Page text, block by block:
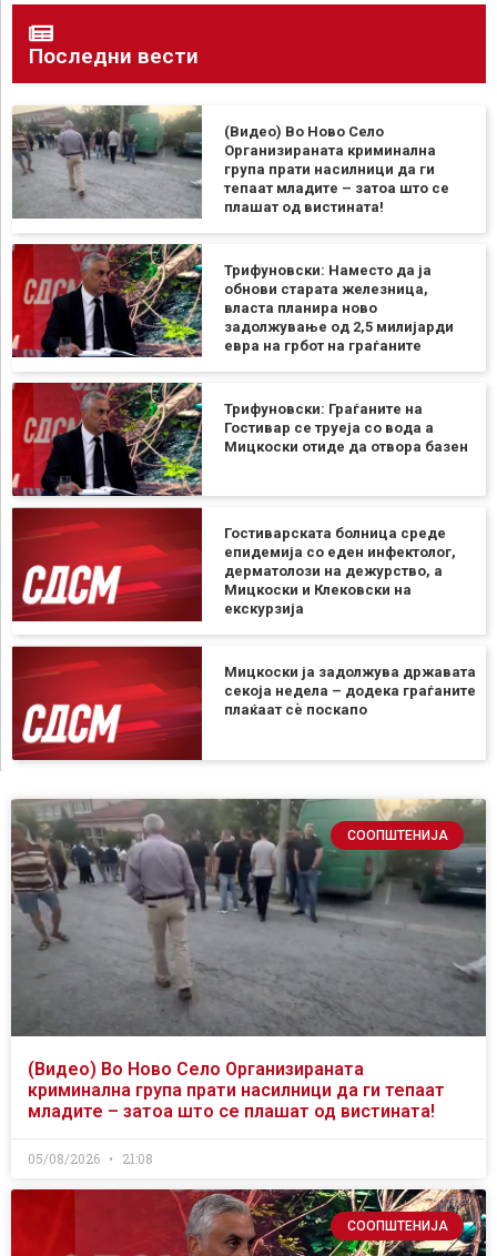
Последни вести
(Видео) Во Ново Село
Организираната криминална
група прати насилници да ги
тепаат младите – затоа што се
плашат од вистината!
Трифуновски: Наместо да ја
обнови старата железница,
власта планира ново
задолжување од 2,5 милијарди
евра на грбот на граѓаните
Трифуновски: Граѓаните на
Гостивар се труеја со вода а
Мицкоски отиде да отвора базен
Гостиварската болница среде
епидемија со еден инфектолог,
дерматолози на дежурство, а
Мицкоски и Клековски на
екскурзија
Мицкоски ја задолжува државата
секоја недела – додека граѓаните
плаќаат сѐ поскапо
СООПШТЕНИЈА
(Видео) Во Ново Село Организираната
криминална група прати насилници да ги тепаат
младите – затоа што се плашат од вистината!
05/08/2026 21:08
СООПШТЕНИЈА